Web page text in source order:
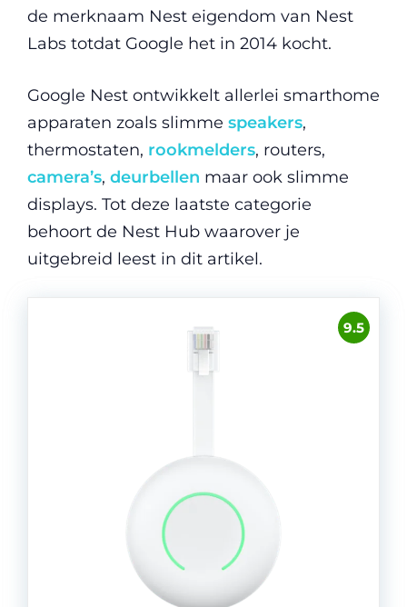
de merknaam Nest eigendom van Nest
Labs totdat Google het in 2014 kocht.
Google Nest ontwikkelt allerlei smarthome
apparaten zoals slimme speakers,
thermostaten, rookmelders, routers,
camera’s, deurbellen maar ook slimme
displays. Tot deze laatste categorie
behoort de Nest Hub waarover je
uitgebreid leest in dit artikel.
9.5